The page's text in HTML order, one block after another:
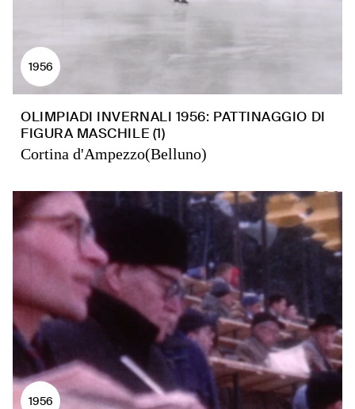
1956
OLIMPIADI INVERNALI 1956: PATTINAGGIO DI
FIGURA MASCHILE (1)
Cortina d'Ampezzo(Belluno)
1956